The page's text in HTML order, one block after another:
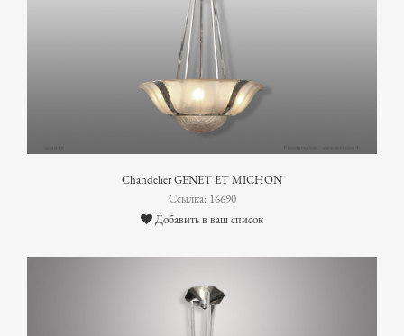
Chandelier GENET ET MICHON
Ссылка: 16690
Добавить в ваш список